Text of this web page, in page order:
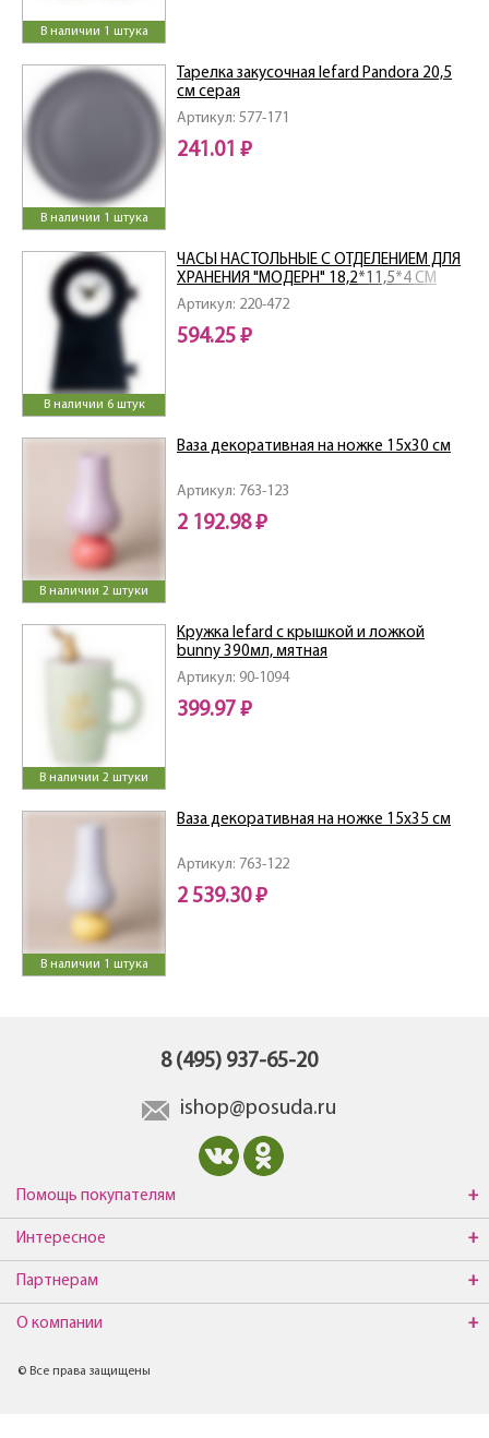
В наличии 1 штука
В наличии 1 штука
Артикул: 577-171
Тарелка закусочная lefard Pandora 20,5
см серая
241.01 ₽
В наличии 6 штук
Артикул: 220-472
ЧАСЫ НАСТОЛЬНЫЕ С ОТДЕЛЕНИЕМ ДЛЯ
ХРАНЕНИЯ "МОДЕРН" 18,2*11,5*4 СМ
594.25 ₽
В наличии 2 штуки
Артикул: 763-123
Ваза декоративная на ножке 15х30 см
2 192.98 ₽
В наличии 2 штуки
Артикул: 90-1094
Кружка lefard с крышкой и ложкой
bunny 390мл, мятная
399.97 ₽
В наличии 1 штука
Артикул: 763-122
Ваза декоративная на ножке 15х35 см
2 539.30 ₽
8 (495) 937-65-20
ishop@posuda.ru
Помощь покупателям
Интересное
Партнерам
О компании
© Все права защищены